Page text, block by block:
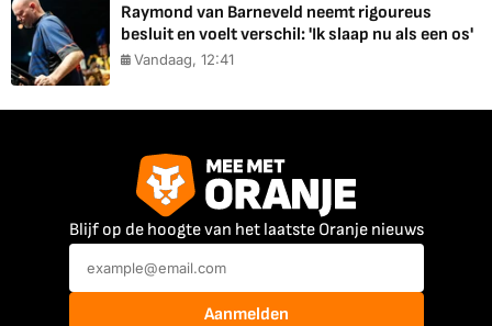
Raymond van Barneveld neemt rigoureus
besluit en voelt verschil: 'Ik slaap nu als een os'
Vandaag, 12:41
Blijf op de hoogte van het laatste Oranje nieuws
Aanmelden